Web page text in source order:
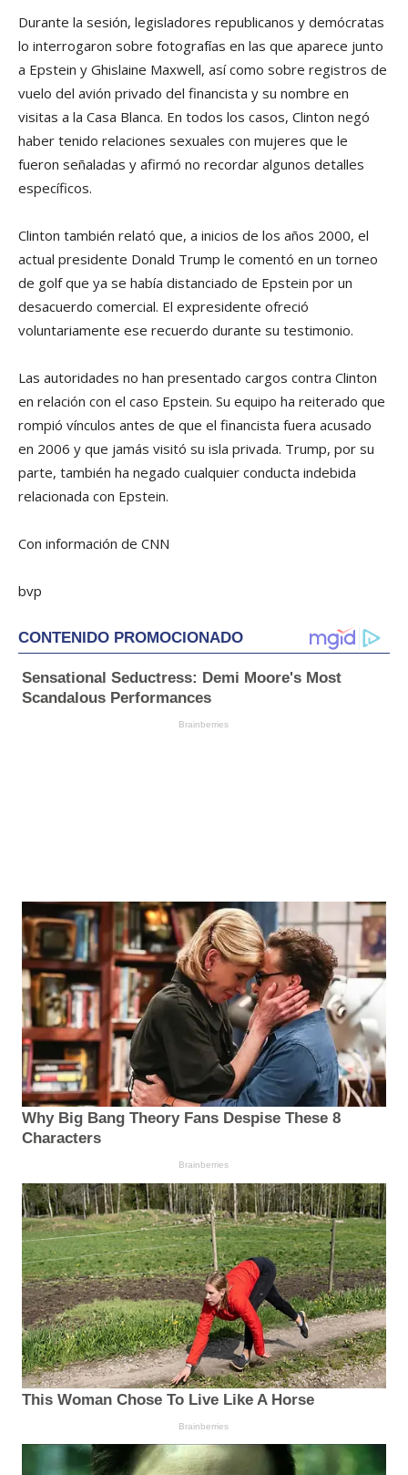
Durante la sesión, legisladores republicanos y demócratas
lo interrogaron sobre fotografías en las que aparece junto
a Epstein y Ghislaine Maxwell, así como sobre registros de
vuelo del avión privado del financista y su nombre en
visitas a la Casa Blanca. En todos los casos, Clinton negó
haber tenido relaciones sexuales con mujeres que le
fueron señaladas y afirmó no recordar algunos detalles
específicos.
Clinton también relató que, a inicios de los años 2000, el
actual presidente Donald Trump le comentó en un torneo
de golf que ya se había distanciado de Epstein por un
desacuerdo comercial. El expresidente ofreció
voluntariamente ese recuerdo durante su testimonio.
Las autoridades no han presentado cargos contra Clinton
en relación con el caso Epstein. Su equipo ha reiterado que
rompió vínculos antes de que el financista fuera acusado
en 2006 y que jamás visitó su isla privada. Trump, por su
parte, también ha negado cualquier conducta indebida
relacionada con Epstein.
Con información de CNN
bvp